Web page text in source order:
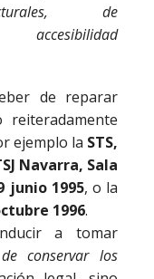
de
accesibilidad
de reparar
ejemplo la STS,
Navarra, Sala
junio 1995, o la
1996.
a tomar
conservar los